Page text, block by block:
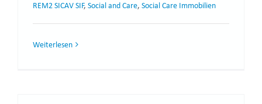
REM2 SICAV SIF, Social and Care, Social Care Immobilien
Weiterlesen